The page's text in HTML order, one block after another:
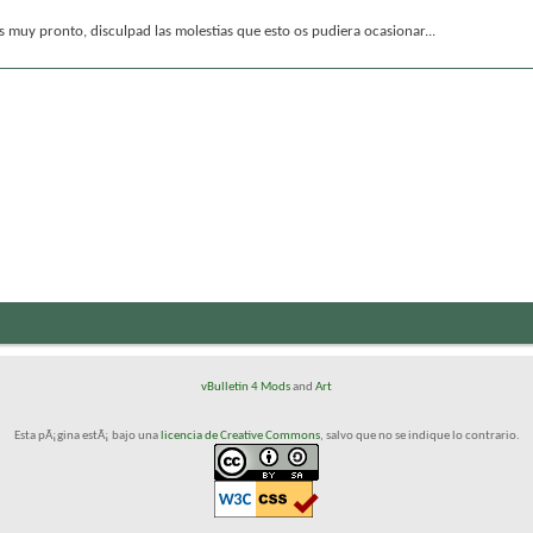
muy pronto, disculpad las molestias que esto os pudiera ocasionar...
vBulletin 4 Modsand Art
Esta pÃ¡gina estÃ¡ bajo una licencia de Creative Commons, salvo que no se indique lo contrario.